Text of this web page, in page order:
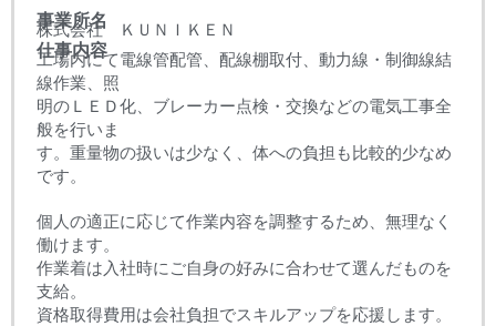
事業所名
株式会社 ＫＵＮＩＫＥＮ
仕事内容
工場内にて電線管配管、配線棚取付、動力線・制御線結
線作業、照
明のＬＥＤ化、ブレーカー点検・交換などの電気工事全
般を行いま
す。重量物の扱いは少なく、体への負担も比較的少なめ
です。
個人の適正に応じて作業内容を調整するため、無理なく
働けます。
作業着は入社時にご自身の好みに合わせて選んだものを
支給。
資格取得費用は会社負担でスキルアップを応援します。